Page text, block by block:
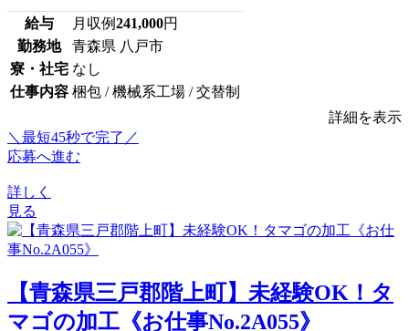
給与 月収例241,000円
勤務地
青森県 八戸市
寮・社宅 なし
仕事内容 梱包 / 機械系工場 / 交替制
詳細を表示
＼最短45秒で完了／
応募へ進む
詳しく
見る
【青森県三戸郡階上町】未経験OK！タ
マゴの加工《お仕事No.2A055》